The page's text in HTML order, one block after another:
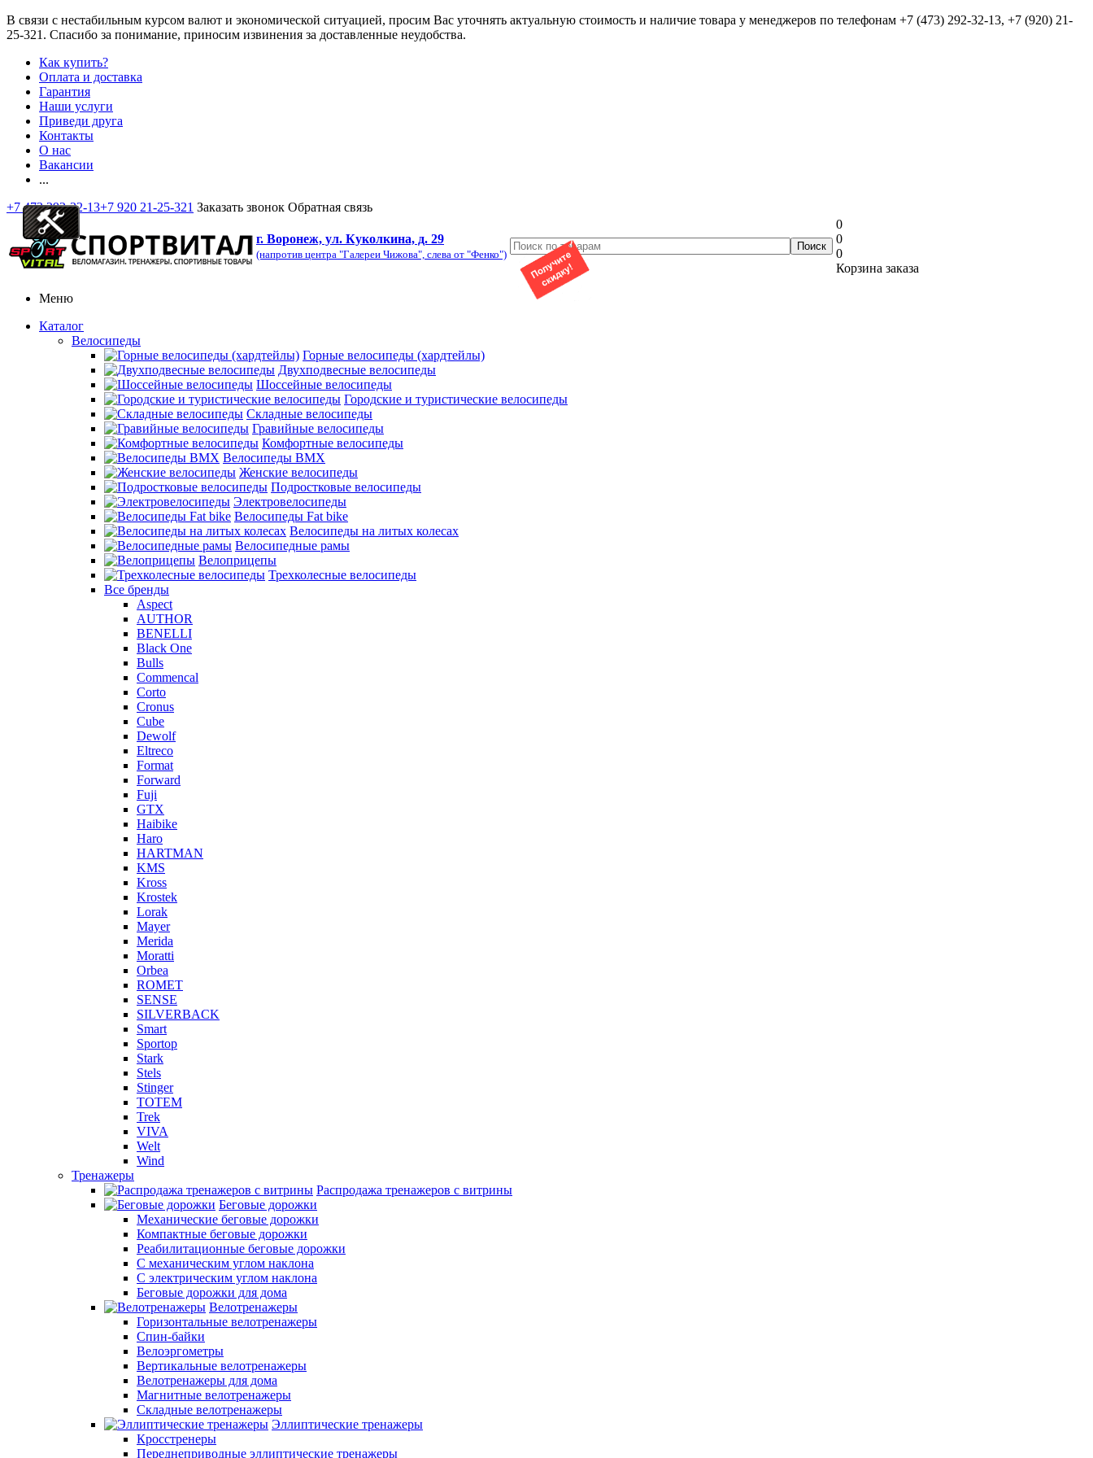
В связи с нестабильным курсом валют и экономической ситуацией, просим Вас уточнять актуальную стоимость и наличие товара у менеджеров по телефонам +7 (473) 292-32-13, +7 (920) 21-
25-321 . Спасибо за понимание, приносим извинения за доставленные неудобства.
Как купить?
Оплата и доставка
Гарантия
Наши услуги
Приведи друга
Контакты
О нас
Вакансии
...
+7 473 292-32-13+7 920 21-25-321 Заказать звонок Обратная связь
г. Воронеж, ул. Куколкина, д. 29
(напротив центра "Галереи Чижова", слева от "Фенко")
0
0
0
Корзина заказа
Меню
Каталог
Велосипеды
Горные велосипеды (хардтейлы)
Двухподвесные велосипеды
Шоссейные велосипеды
Городские и туристические велосипеды
Складные велосипеды
Гравийные велосипеды
Комфортные велосипеды
Велосипеды BMX
Женские велосипеды
Подростковые велосипеды
Электровелосипеды
Велосипеды Fat bike
Велосипеды на литых колесах
Велосипедные рамы
Велоприцепы
Трехколесные велосипеды
Все бренды
Aspect
AUTHOR
BENELLI
Black One
Bulls
Commencal
Corto
Cronus
Cube
Dewolf
Eltreco
Format
Forward
Fuji
GTX
Haibike
Haro
HARTMAN
KMS
Kross
Krostek
Lorak
Mayer
Merida
Moratti
Orbea
ROMET
SENSE
SILVERBACK
Smart
Sportop
Stark
Stels
Stinger
TOTEM
Trek
VIVA
Welt
Wind
Тренажеры
Распродажа тренажеров с витрины
Беговые дорожки
Механические беговые дорожки
Компактные беговые дорожки
Реабилитационные беговые дорожки
С механическим углом наклона
С электрическим углом наклона
Беговые дорожки для дома
Велотренажеры
Горизонтальные велотренажеры
Спин-байки
Велоэргометры
Вертикальные велотренажеры
Велотренажеры для дома
Магнитные велотренажеры
Складные велотренажеры
Эллиптические тренажеры
Кросстренеры
Переднеприводные эллиптические тренажеры